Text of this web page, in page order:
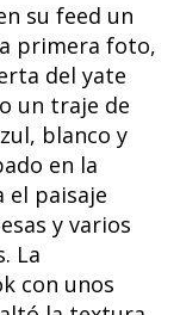
su feed un
primera foto,
del yate
un traje de
blanco y
en la
el paisaje
y varios
La
con unos